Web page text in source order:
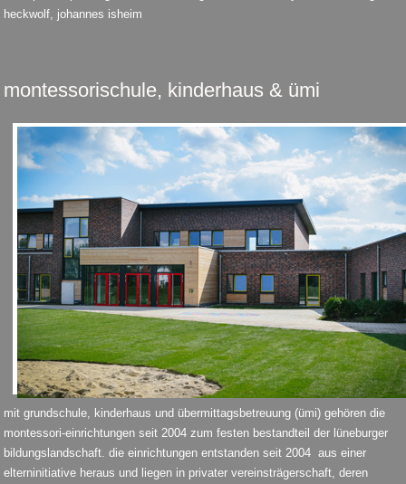
heckwolf, johannes isheim
montessorischule, kinderhaus & ümi
mit grundschule, kinderhaus und übermittagsbetreuung (ümi) gehören die
montessori-einrichtungen seit 2004 zum festen bestandteil der lüneburger
bildungslandschaft. die einrichtungen entstanden seit 2004 aus einer
elterninitiative heraus und liegen in privater vereinsträgerschaft, deren